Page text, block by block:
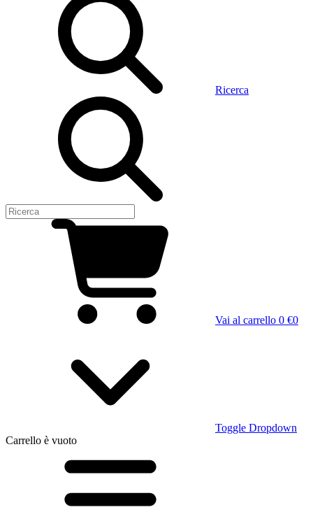
Ricerca
Vai al carrello 0 €0
Toggle Dropdown
Carrello è vuoto